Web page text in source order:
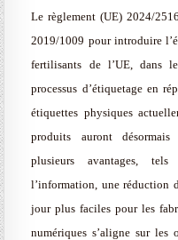
Le règlement (UE) 2024/
2019/1009 pour introduire
fertilisants de l’UE, dans
processus d’étiquetage en
étiquettes physiques
produits auront
plusieurs avantages,
l’information, une réduction
jour plus faciles pour les
numériques s’aligne sur les